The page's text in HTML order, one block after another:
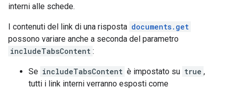
interni alle schede.
I contenuti del link di una risposta documents.get
possono variare anche a seconda del parametro
includeTabsContent :
Se includeTabsContent è impostato su true ,
tutti i link interni verranno esposti come